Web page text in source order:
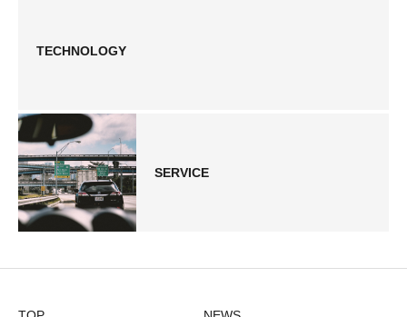
TECHNOLOGY
SERVICE